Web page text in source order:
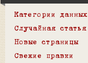
Категории данных
Случайная статья
Новые страницы
Свежие правки